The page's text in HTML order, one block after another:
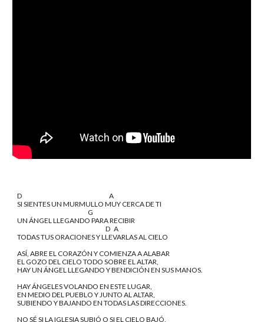
D                                                                          A
SI SIENTES UN MURMULLO MUY CERCA DE TI
                                                            G
UN ÁNGEL LLEGANDO PARA RECIBIR
                                                                           D   A
TODAS TUS ORACIONES Y LLEVARLAS AL CIELO
ASÍ, ABRE EL CORAZÓN Y COMIENZA A ALABAR
EL GOZO DEL CIELO TODO SOBRE EL ALTAR,
HAY UN ÁNGEL LLEGANDO Y BENDICIÓN EN SUS MANOS.
HAY ÁNGELES VOLANDO EN ESTE LUGAR,
EN MEDIO DEL PUEBLO Y JUNTO AL ALTAR,
SUBIENDO Y BAJANDO EN TODAS LAS DIRECCIONES.
NO SÉ SI LA IGLESIA SUBIÓ O SI EL CIELO BAJÓ,